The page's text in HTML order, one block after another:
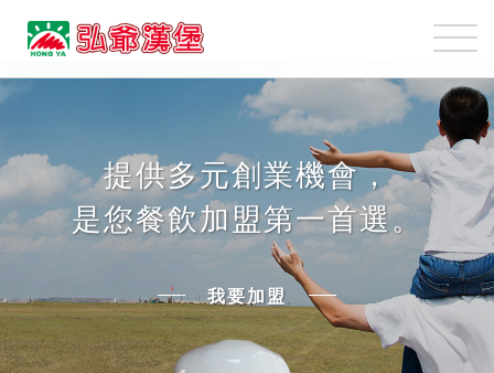
弘
爺
國
業
股
份
有
公
司
我
要
盟
提供多元創業機會，
是您餐飲加盟第一首選。
我要加盟